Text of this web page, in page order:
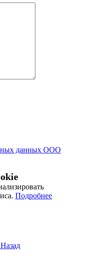
данных ООО
Подробнее
Назад